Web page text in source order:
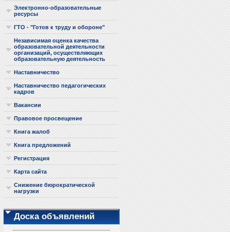
Электронно-образовательные
ресурсы
ГТО - "Готов к труду и обороне"
Независимая оценка качества
образовательной деятельности
организаций, осуществляющих
образовательную деятельность
Наставничество
Наставничество педагогических
кадров
Вакансии
Правовое просвещение
Книга жалоб
Книга предложений
Регистрация
Карта сайта
Снижение бюрократической
нагрузки
Доска объявлений